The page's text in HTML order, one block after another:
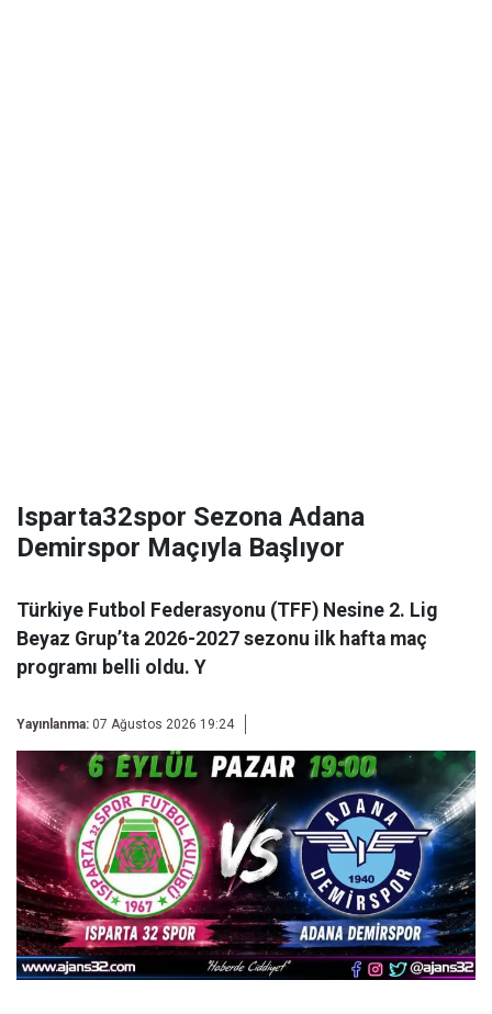
Isparta32spor Sezona Adana
Demirspor Maçıyla Başlıyor
Türkiye Futbol Federasyonu (TFF) Nesine 2. Lig
Beyaz Grup’ta 2026-2027 sezonu ilk hafta maç
programı belli oldu. Y
Yayınlanma: 07 Ağustos 2026 19:24